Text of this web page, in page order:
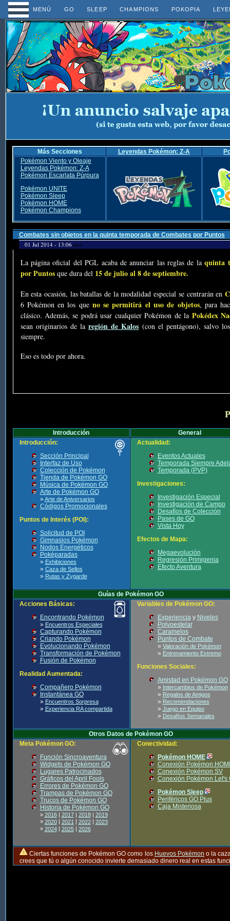
MENÚ GO SLEEP CHAMPIONS POKOPIA
Más Secciones Leyendas Pokémon: Z-A
Pokémon Viento y Oleaje
Leyendas Pokémon: Z-A
Pokémon Escarlata Púrpura
Pokémon UNITE
Pokémon Sleep
Pokémon HOME
Pokémon Champions
Combates sin objetos en la quinta temporada de Combates por Puntos
01 Jul 2014 - 13:06 por
La página oficial del PGL acaba de anunciar las reglas de laquinta
por Puntosque dura del 15 de julio al 8 de septiembre.
En esta ocasión, las batallas de la modalidad especial se centrarán en
6 Pokémon en los que no se permitirá el uso de objetos, para
clásico. Además, se podrá usar cualquier Pokémon de la Pokédex
sean originarios de laregión de Kalos (con el pentágono), salvo
siempre.
Eso es todo por ahora.
Introducción
General
Introducción:
Sección Principal
Interfaz de Uso
Colección de Pokémon
Tienda de Pokémon GO
Música de Pokémon GO
Arte de Pokémon GO
» Arte de Aniversarios
Códigos Promocionales
Puntos de Interés (POI):
Solicitud de POI
Gimnasios Pokémon
Nodos Energéticos
Poképaradas
» Exhibiciones
» Caza de Sellos
» Rutas y Zygarde
Actualidad:
Eventos Actuales
Temporada Siempre
Temporada (PVP)
Investigaciones:
Investigación Especial
Investigación de Campo
Desafíos de Colección
Pases de GO
Vista Hoy
Efectos de Mapa:
Megaevolución
Regresión Primigenia
Efecto Aventura
Guías de Pokémon GO
Acciones Básicas:
Encontrando Pokémon
» Encuentros Especiales
Capturando Pokémon
Criando Pokémon
Evolucionando Pokémon
Transformación de Pokémon
Fusión de Pokémon
Realidad Aumentada:
Compañero Pokémon
Instantánea GO
» Encuentros Sorpresa
» Experiencia RA compartida
Variables de Pokémon GO:
Experienciay Niveles
Polvoestelar
Caramelos
Puntos de Combate
» Valoración de Pokémon
» Entrenamiento Extremo
Funciones Sociales:
Amistad en Pokémon GO
» Intercambios de Pokémon
» Regalos de Amigos
» Recomendaciones
» Juego en Equipo
» Desafíos Semanales
Otros Datos de Pokémon GO
Meta Pokémon GO:
Función Sincroaventura
Widgets de Pokémon GO
Lugares Patrocinados
Gráficos del April Fools
Errores de Pokémon GO
Trampas de Pokémon GO
Trucos de Pokémon GO
Historia de Pokémon GO
» 2016| 2017| 2018| 2019
» 2020| 2021| 2022| 2023
» 2024| 2025| 2026
Conectividad:
Pokémon HOME
Conexión Pokémon
Conexión Pokémon SV
Conexión Pokémon Let's
Pokémon Sleep
Periféricos GO Plus
Caja Misteriosa
Ciertas funciones de Pokémon GO como los Huevos Pokémon o la
crees que tú o algún conocido invierte demasiado dinero real en estas